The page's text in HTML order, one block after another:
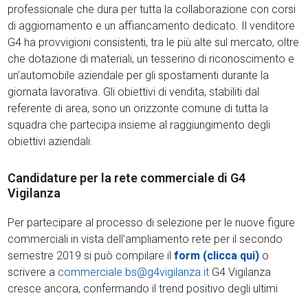
professionale che dura per tutta la collaborazione con corsi
di aggiornamento e un affiancamento dedicato. Il venditore
G4 ha provvigioni consistenti, tra le più alte sul mercato, oltre
che dotazione di materiali, un tesserino di riconoscimento e
un’automobile aziendale per gli spostamenti durante la
giornata lavorativa. Gli obiettivi di vendita, stabiliti dal
referente di area, sono un orizzonte comune di tutta la
squadra che partecipa insieme al raggiungimento degli
obiettivi aziendali.
Candidature per la rete commerciale di G4
Vigilanza
Per partecipare al processo di selezione per le nuove figure
commerciali in vista dell’ampliamento rete per il secondo
semestre 2019 si può compilare ilform (clicca qui) o
scrivere a commerciale.bs@g4vigilanza.it G4 Vigilanza
cresce ancora, confermando il trend positivo degli ultimi